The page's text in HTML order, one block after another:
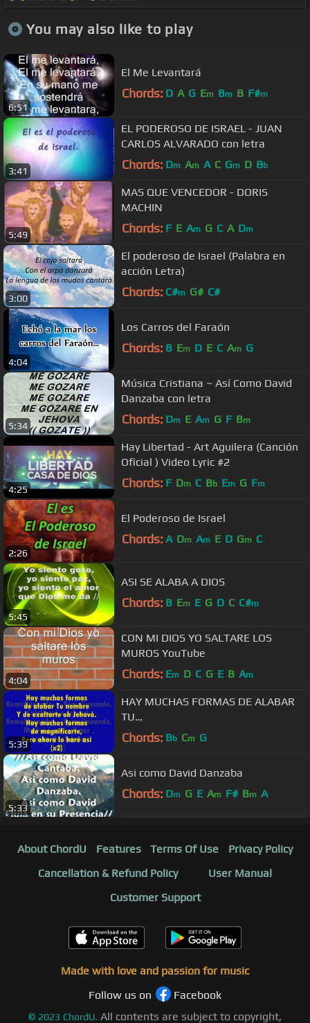
You may also like to play
6:51
El Me Levantará
Chords: D A G Em Bm B F#m
3:41
EL PODEROSO DE ISRAEL - JUAN
CARLOS ALVARADO con letra
Chords: Dm Am A C Gm D Bb
5:49
MAS QUE VENCEDOR - DORIS
MACHIN
Chords: F E Am G C A Dm
3:00
El poderoso de Israel (Palabra en
acción Letra)
Chords: C#m G# C#
4:04
Los Carros del Faraón
Chords: B Em D E C Am G
5:34
Música Cristiana ~ Así Como David
Danzaba con letra
Chords: Dm E Am G F Bm
4:25
Hay Libertad - Art Aguilera (Canción
Oficial ) Video Lyric #2
Chords: F Dm C Bb Em G Fm
2:26
El Poderoso de Israel
Chords: A Dm Am E D Gm C
5:45
ASI SE ALABA A DIOS
Chords: B Em E G D C C#m
4:04
CON MI DIOS YO SALTARE LOS
MUROS YouTube
Chords: Em D C G E B Am
5:39
HAY MUCHAS FORMAS DE ALABAR
TU
NOMBRE(REMOLINEANDO)JUVENTU
Chords: Bb Cm G
5:33
Asi como David Danzaba
Chords: Dm G E Am F# Bm A
About ChordU Features Terms Of Use
Privacy Policy
Cancellation & Refund Policy
User Manual
Customer Support
Made with love and passion for music
Follow us on
Facebook
© 2023 ChordU. All contents are subject to copyright,